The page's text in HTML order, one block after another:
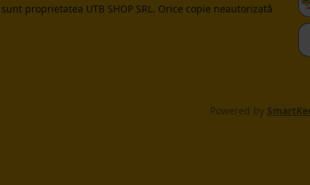
proprietatea UTB SHOP SRL. Orice copie neautorizată
Powered by